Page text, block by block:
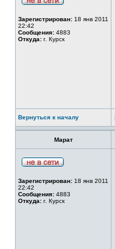
Зарегистрирован: 18 янв 2011
22:42
Сообщения: 4883
Откуда: г. Курск
Вернуться к началу
Марат
Зарегистрирован: 18 янв 2011
22:42
Сообщения: 4883
Откуда: г. Курск